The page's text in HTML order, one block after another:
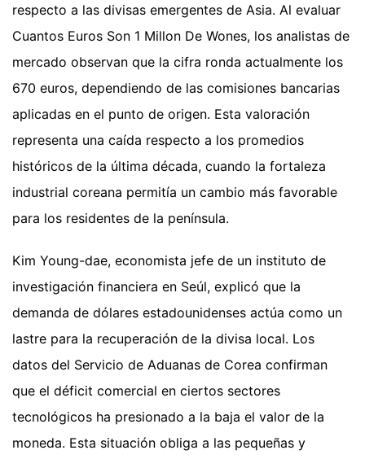
respecto a las divisas emergentes de Asia. Al evaluar
Cuantos Euros Son 1 Millon De Wones, los analistas de
mercado observan que la cifra ronda actualmente los
670 euros, dependiendo de las comisiones bancarias
aplicadas en el punto de origen. Esta valoración
representa una caída respecto a los promedios
históricos de la última década, cuando la fortaleza
industrial coreana permitía un cambio más favorable
para los residentes de la península.
Kim Young-dae, economista jefe de un instituto de
investigación financiera en Seúl, explicó que la
demanda de dólares estadounidenses actúa como un
lastre para la recuperación de la divisa local. Los
datos del Servicio de Aduanas de Corea confirman
que el déficit comercial en ciertos sectores
tecnológicos ha presionado a la baja el valor de la
moneda. Esta situación obliga a las pequeñas y